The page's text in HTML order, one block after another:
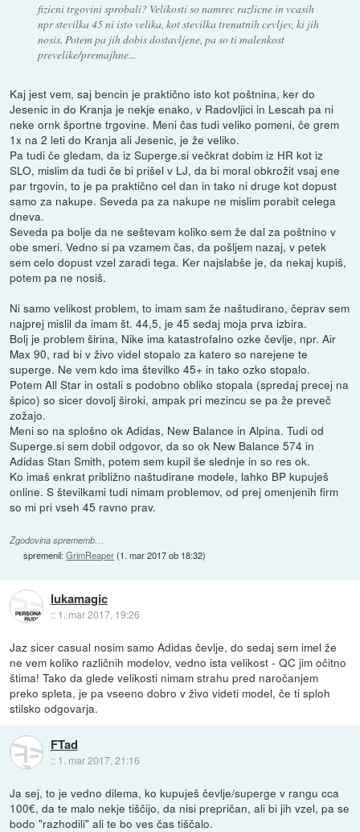
fizicni trgovini sprobali? Velikosti so namrec razlicne in vcasih
npr stevilka 45 ni isto velika, kot stevilka trenutnih cevljev, ki jih
nosis. Potem pa jih dobis dostavljene, pa so ti malenkost
prevelike/premajhne...
Kaj jest vem, saj bencin je praktično isto kot poštnina, ker do
Jesenic in do Kranja je nekje enako, v Radovljici in Lescah pa ni
neke ornk športne trgovine. Meni čas tudi veliko pomeni, če grem
1x na 2 leti do Kranja ali Jesenic, je že veliko.
Pa tudi če gledam, da iz Superge.si večkrat dobim iz HR kot iz
SLO, mislim da tudi če bi prišel v LJ, da bi moral obkrožit vsaj ene
par trgovin, to je pa praktično cel dan in tako ni druge kot dopust
samo za nakupe. Seveda pa za nakupe ne mislim porabit celega
dneva.
Seveda pa bolje da ne seštevam koliko sem že dal za poštnino v
obe smeri. Vedno si pa vzamem čas, da pošljem nazaj, v petek
sem celo dopust vzel zaradi tega. Ker najslabše je, da nekaj kupiš,
potem pa ne nosiš.
Ni samo velikost problem, to imam sam že naštudirano, čeprav sem
najprej mislil da imam št. 44,5, je 45 sedaj moja prva izbira.
Bolj je problem širina, Nike ima katastrofalno ozke čevlje, npr. Air
Max 90, rad bi v živo videl stopalo za katero so narejene te
superge. Ne vem kdo ima številko 45+ in tako ozko stopalo.
Potem All Star in ostali s podobno obliko stopala (spredaj precej na
špico) so sicer dovolj široki, ampak pri mezincu se pa že preveč
zožajo.
Meni so na splošno ok Adidas, New Balance in Alpina. Tudi od
Superge.si sem dobil odgovor, da so ok New Balance 574 in
Adidas Stan Smith, potem sem kupil še slednje in so res ok.
Ko imaš enkrat približno naštudirane modele, lahko BP kupuješ
online. S številkami tudi nimam problemov, od prej omenjenih firm
so mi pri vseh 45 ravno prav.
Zgodovina sprememb…
spremenil:GrimReaper(1. mar 2017 ob 18:32)
lukamagic
:: 1. mar 2017, 19:26
Jaz sicer casual nosim samo Adidas čevlje, do sedaj sem imel že
ne vem koliko različnih modelov, vedno ista velikost - QC jim očitno
štima! Tako da glede velikosti nimam strahu pred naročanjem
preko spleta, je pa vseeno dobro v živo videti model, če ti sploh
stilsko odgovarja.
FTad
:: 1. mar 2017, 21:16
Ja sej, to je vedno dilema, ko kupuješ čevlje/superge v rangu cca
100€, da te malo nekje tiščijo, da nisi prepričan, ali bi jih vzel, pa se
bodo "razhodili" ali te bo ves čas tiščalo.